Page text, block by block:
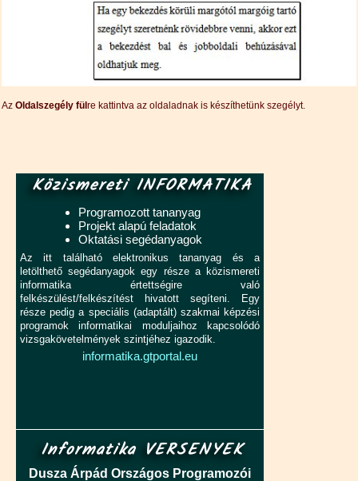
Az Oldalszegély fülre kattintva az oldaladnak is készíthetünk szegélyt.
Közismereti INFORMATIKA
Programozott tananyag
Projekt alapú feladatok
Oktatási segédanyagok
Az itt található elektronikus tananyag és a
letölthető segédanyagok egy része a közismereti
informatika értettségire való
felkészülést/felkészítést hivatott segíteni. Egy
része pedig a speciális (adaptált) szakmai képzési
programok informatikai moduljaihoz kapcsolódó
vizsgakövetelmények szintjéhez igazodik.
informatika.gtportal.eu
Informatika VERSENYEK
Dusza Árpád Országos Programozói